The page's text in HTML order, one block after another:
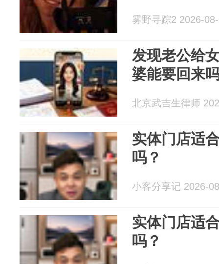
雾野寻踪2 2026-
发现老公给
婆能要回来
北京武吉生律师
实体门店适
吗？
小客分享记 2026-
实体门店适
吗？